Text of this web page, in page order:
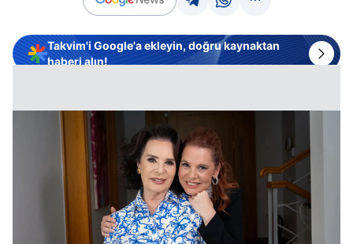
Takvim'i Google'a ekleyin, doğru kaynaktan
haberi alın!